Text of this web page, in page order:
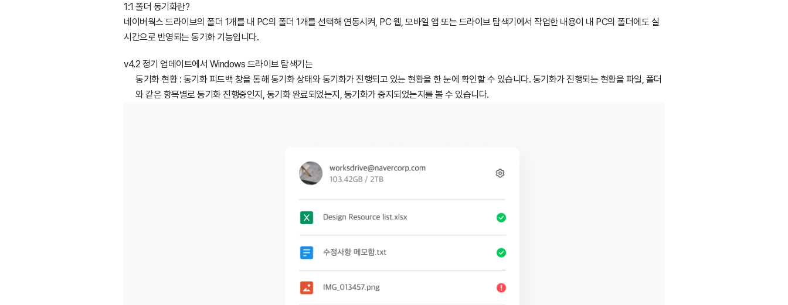
1:1 폴더 동기화란?
네이버웍스 드라이브의 폴더 1개를 내 PC의 폴더 1개를 선택해 연동시켜, PC 웹, 모바일 앱 또는 드라이브 탐색기에서 작업한 내용이 내 PC의 폴더에도 실
시간으로 반영되는 동기화 기능입니다.
v4.2 정기 업데이트에서 Windows 드라이브 탐색기는
동기화 현황 : 동기화 피드백 창을 통해 동기화 상태와 동기화가 진행되고 있는 현황을 한 눈에 확인할 수 있습니다. 동기화가 진행되는 현황을 파일, 폴더
와 같은 항목별로 동기화 진행중인지, 동기화 완료되었는지, 동기화가 중지되었는지를 볼 수 있습니다.